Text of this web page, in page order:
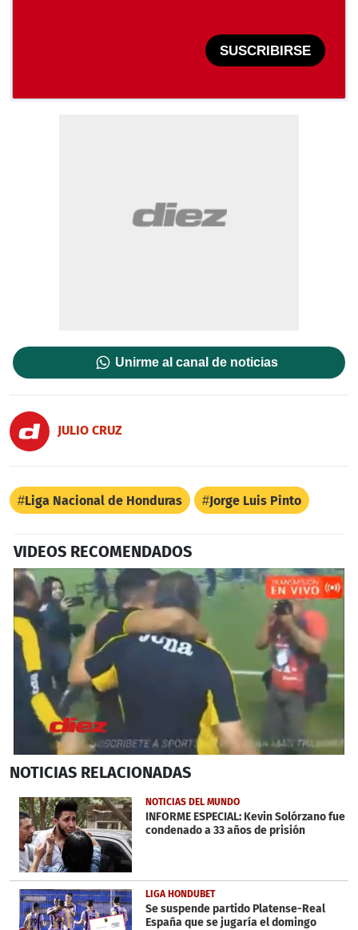
SUSCRIBIRSE
Unirme al canal de noticias
JULIO CRUZ
Liga Nacional de Honduras Jorge Luis Pinto
VIDEOS RECOMENDADOS
second
3
minutes,
33
seconds
NOTICIAS RELACIONADAS
NOTICIAS DEL MUNDO
INFORME ESPECIAL: Kevin Solórzano fue
condenado a 33 años de prisión
LIGA HONDUBET
Se suspende partido Platense-Real
España que se jugaría el domingo